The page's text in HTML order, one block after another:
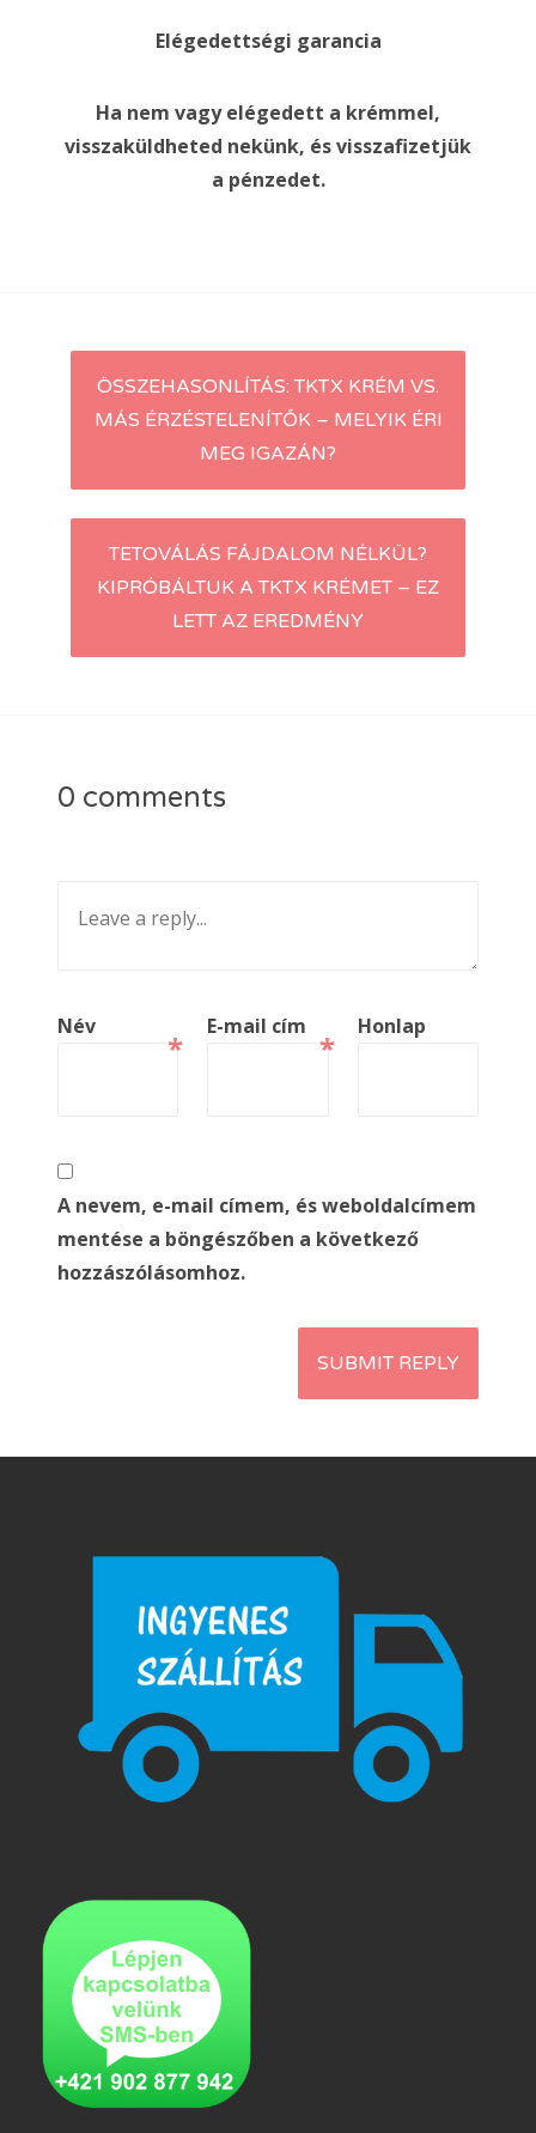
Elégedettségi garancia
Ha nem vagy elégedett a krémmel,
visszaküldheted nekünk, és visszafizetjük
a pénzedet.
Post
navigation
ÖSSZEHASONLÍTÁS: TKTX KRÉM VS.
MÁS ÉRZÉSTELENÍTŐK – MELYIK ÉRI
MEG IGAZÁN?
TETOVÁLÁS FÁJDALOM NÉLKÜL?
KIPRÓBÁLTUK A TKTX KRÉMET – EZ
LETT AZ EREDMÉNY
0 comments
Név
*
E-mail cím
*
Honlap
A nevem, e-mail címem, és weboldalcímem
mentése a böngészőben a következő
hozzászólásomhoz.